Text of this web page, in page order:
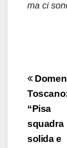
ma ci
“Pisa
squadra
solida e